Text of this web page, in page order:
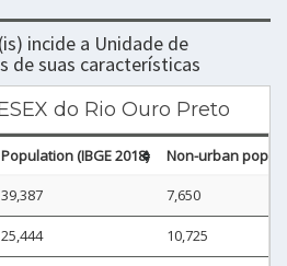
incide a Unidade de
de suas características
do Rio Ouro Preto
Population (IBGE 2018)
Non-urban
39,387 7,650
25,444 10,725